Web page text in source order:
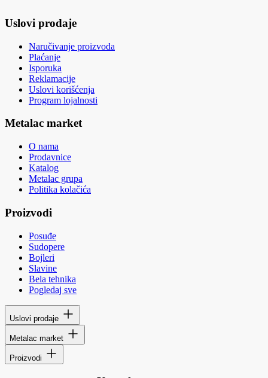
Uslovi prodaje
Naručivanje proizvoda
Plaćanje
Isporuka
Reklamacije
Uslovi korišćenja
Program lojalnosti
Metalac market
O nama
Prodavnice
Katalog
Metalac grupa
Politika kolačića
Proizvodi
Posuđe
Sudopere
Bojleri
Slavine
Bela tehnika
Pogledaj sve
Uslovi prodaje
Metalac market
Proizvodi